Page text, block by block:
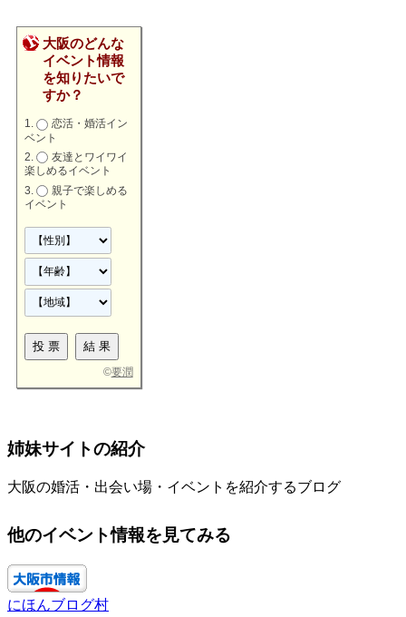
大阪のどんな
イベント情報
を知りたいで
すか？
恋活・婚活イン
ベント
友達とワイワイ
楽しめるイベント
親子で楽しめる
イベント
©要潤
姉妹サイトの紹介
大阪の婚活・出会い場・イベントを紹介するブログ
他のイベント情報を見てみる
にほんブログ村